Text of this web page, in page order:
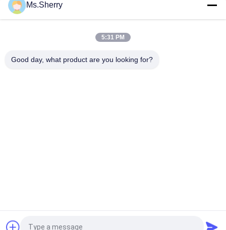
Ρόλος εγγράφου σχεδιαστών δεσμών εκτύπωσης 60gsm
Inkjet για τη σύνταξη του εκτυπωτή
80gsm CAD Plotter Paper Rolls Perfect for Detailed Design
Ms.Sherry
5:31 PM
Good day, what product are you looking for?